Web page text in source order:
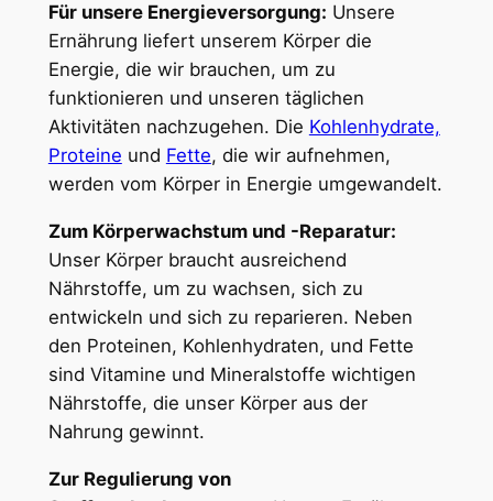
Für unsere Energieversorgung: Unsere
Ernährung liefert unserem Körper die
Energie, die wir brauchen, um zu
funktionieren und unseren täglichen
Aktivitäten nachzugehen. Die Kohlenhydrate,
Proteine und Fette, die wir aufnehmen,
werden vom Körper in Energie umgewandelt.
Zum Körperwachstum und -Reparatur:
Unser Körper braucht ausreichend
Nährstoffe, um zu wachsen, sich zu
entwickeln und sich zu reparieren. Neben
den Proteinen, Kohlenhydraten, und Fette
sind Vitamine und Mineralstoffe wichtigen
Nährstoffe, die unser Körper aus der
Nahrung gewinnt.
Zur Regulierung von